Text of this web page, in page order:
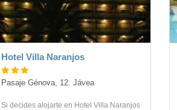
Hotel Villa Naranjos
Pasaje Génova, 12. Jávea
Si decides alojarte en Hotel Villa Naranjos